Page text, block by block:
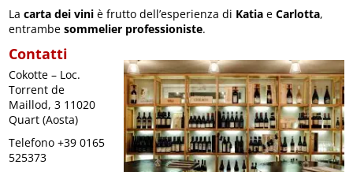
Lacarta dei vini è frutto dell’esperienza di Katia e Carlotta,
entrambesommelier professioniste.
Contatti
Cokotte – Loc.
Torrent de
Maillod, 3 11020
Quart (Aosta)
Telefono +39 0165
525373